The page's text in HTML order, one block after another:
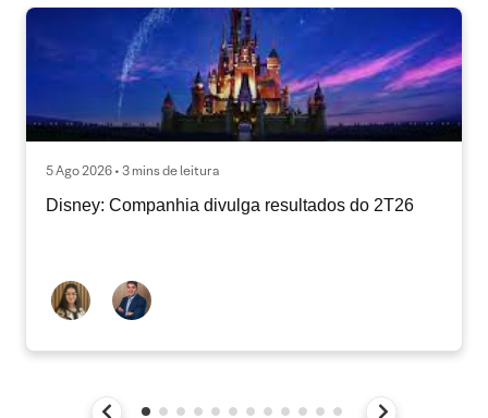
5 Ago 2026 • 3 mins de leitura
Disney: Companhia divulga resultados do 2T26